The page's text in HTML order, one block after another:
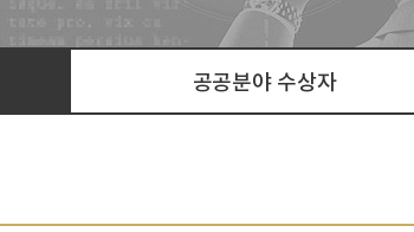
공공분야 수상자